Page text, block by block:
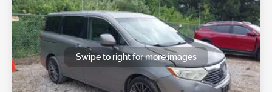
Swipe to right for more images